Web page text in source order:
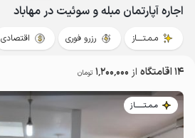
اجاره آپارتمان مبله و سوئیت در مهاباد
مـمـتــــاز رزرو فوری اقتصادی
14 اقامتگاه از 1٬200٬000 تومان
مـمـتــــــاز